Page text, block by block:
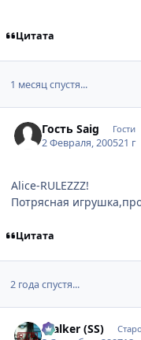
Цитата
1 месяц спустя...
Гость Saig Гости
2 Февраля, 200521 г
Alice-RULEZZZ!
Потрясная
Цитата
2 года спустя...
$talker (SS)